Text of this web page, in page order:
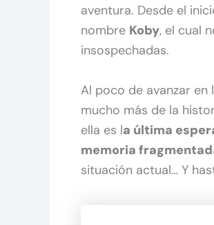
aventura. Desde el
nombre Koby, el cual
insospechadas.
Al poco de avanzar en
mucho más de la
ella es la última
memoria
situación actual… Y